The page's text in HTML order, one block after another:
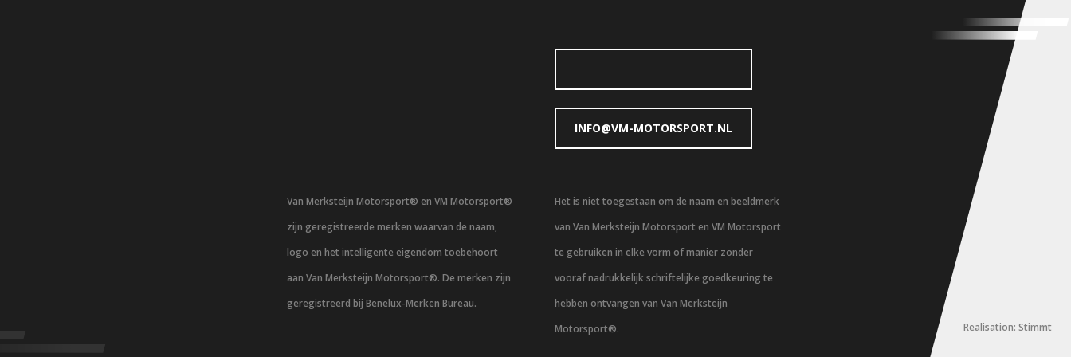
INFO@VM-MOTORSPORT.NL
Van Merksteijn Motorsport® en VM Motorsport®
zijn geregistreerde merken waarvan de naam,
logo en het intelligente eigendom toebehoort
aan Van Merksteijn Motorsport®. De merken zijn
geregistreerd bij Benelux-Merken Bureau.
Het is niet toegestaan om de naam en beeldmerk
van Van Merksteijn Motorsport en VM Motorsport
te gebruiken in elke vorm of manier zonder
vooraf nadrukkelijk schriftelijke goedkeuring te
hebben ontvangen van Van Merksteijn
Motorsport®.
Realisation: Stimmt